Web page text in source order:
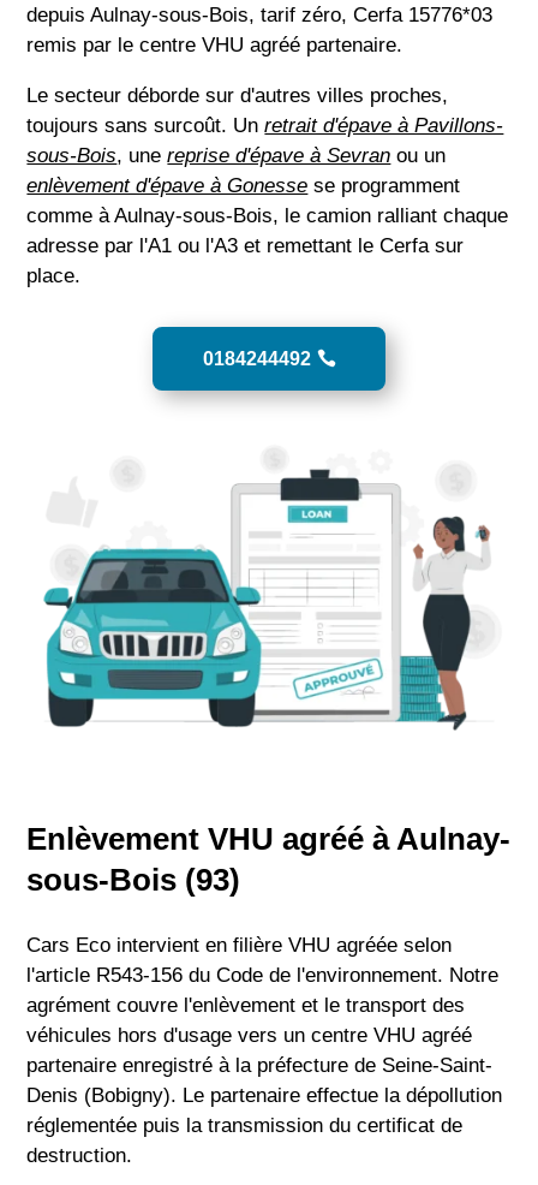
depuis Aulnay-sous-Bois, tarif zéro, Cerfa 15776*03
remis par le centre VHU agréé partenaire.
Le secteur déborde sur d'autres villes proches,
toujours sans surcoût. Unretrait d'épave à Pavillons-
sous-Bois, unereprise d'épave à Sevran ou un
enlèvement d'épave à Gonesse se programment
comme à Aulnay-sous-Bois, le camion ralliant chaque
adresse par l'A1 ou l'A3 et remettant le Cerfa sur
place.
0184244492
Enlèvement VHU agréé à Aulnay-
sous-Bois (93)
Cars Eco intervient en filière VHU agréée selon
l'article R543-156 du Code de l'environnement. Notre
agrément couvre l'enlèvement et le transport des
véhicules hors d'usage vers un centre VHU agréé
partenaire enregistré à la préfecture de Seine-Saint-
Denis (Bobigny). Le partenaire effectue la dépollution
réglementée puis la transmission du certificat de
destruction.